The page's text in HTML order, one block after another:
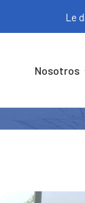
Le
Nosotros
Eventos